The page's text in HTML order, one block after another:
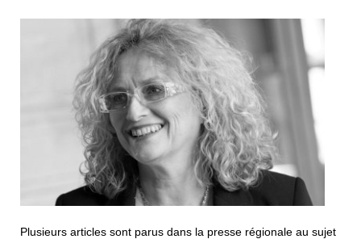
Plusieurs articles sont parus dans la presse régionale au sujet